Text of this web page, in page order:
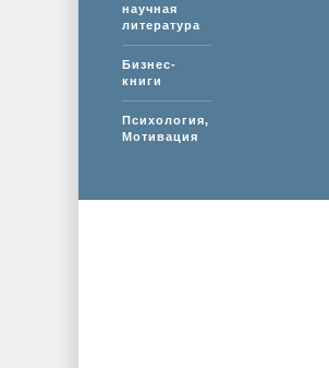
научная
литература
Бизнес-
книги
Психология,
Мотивация